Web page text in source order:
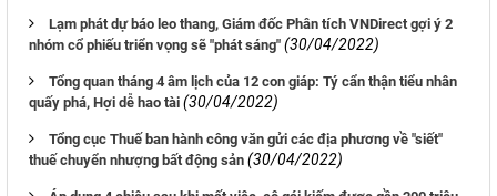
Lạm phát dự báo leo thang, Giám đốc Phân tích VNDirect gợi ý 2
nhóm cổ phiếu triển vọng sẽ "phát sáng" (30/04/2022)
Tổng quan tháng 4 âm lịch của 12 con giáp: Tý cẩn thận tiểu nhân
quấy phá, Hợi dễ hao tài (30/04/2022)
Tổng cục Thuế ban hành công văn gửi các địa phương về "siết"
thuế chuyển nhượng bất động sản (30/04/2022)